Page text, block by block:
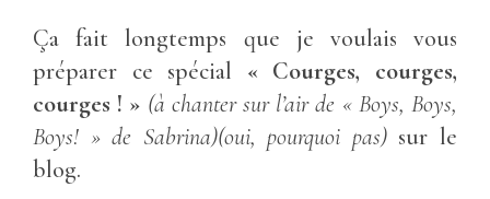
Ça fait longtemps que je voulais vous
préparer ce spécial « Courges, courges,
courges ! » (à chanter sur l’air de « Boys, Boys,
Boys! » de Sabrina)(oui, pourquoi pas)sur le
blog.